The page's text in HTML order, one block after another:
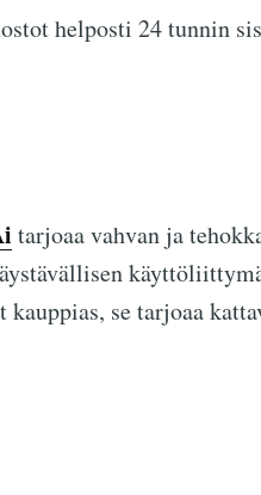
helposti 24 tunnin
tarjoaa vahvan ja
kauppias, se tarjoaa